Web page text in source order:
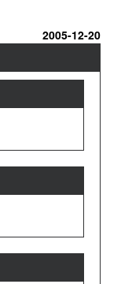
2005-12-20